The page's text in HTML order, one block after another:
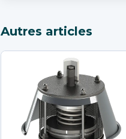
Autres articles